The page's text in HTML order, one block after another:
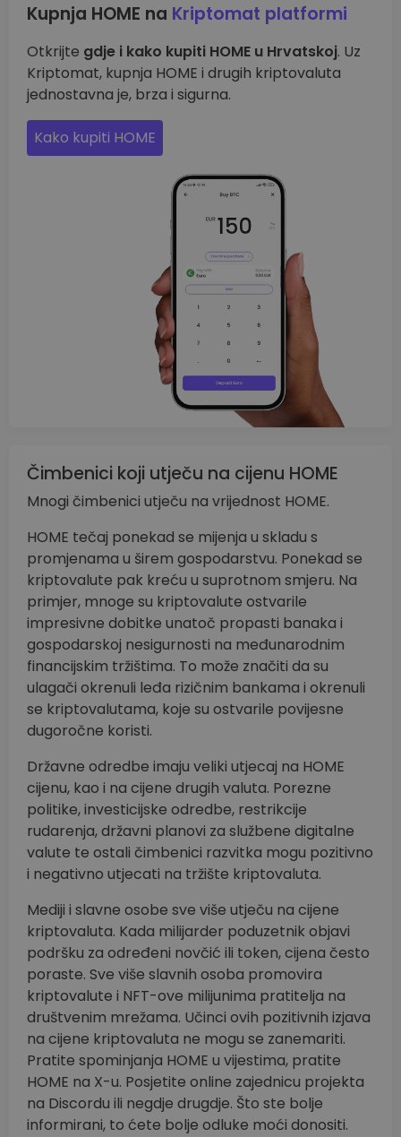
Kupnja HOME na Kriptomat platformi
Otkrijte gdje i kako kupiti HOME u Hrvatskoj. Uz
Kriptomat, kupnja HOME i drugih kriptovaluta
jednostavna je, brza i sigurna.
Kako kupiti HOME
Čimbenici koji utječu na cijenu HOME
Mnogi čimbenici utječu na vrijednost HOME.
HOME tečaj ponekad se mijenja u skladu s
promjenama u širem gospodarstvu. Ponekad se
kriptovalute pak kreću u suprotnom smjeru. Na
primjer, mnoge su kriptovalute ostvarile
impresivne dobitke unatoč propasti banaka i
gospodarskoj nesigurnosti na međunarodnim
financijskim tržištima. To može značiti da su
ulagači okrenuli leđa rizičnim bankama i okrenuli
se kriptovalutama, koje su ostvarile povijesne
dugoročne koristi.
Državne odredbe imaju veliki utjecaj na HOME
cijenu, kao i na cijene drugih valuta. Porezne
politike, investicijske odredbe, restrikcije
rudarenja, državni planovi za službene digitalne
valute te ostali čimbenici razvitka mogu pozitivno
i negativno utjecati na tržište kriptovaluta.
Mediji i slavne osobe sve više utječu na cijene
kriptovaluta. Kada milijarder poduzetnik objavi
podršku za određeni novčić ili token, cijena često
poraste. Sve više slavnih osoba promovira
kriptovalute i NFT-ove milijunima pratitelja na
društvenim mrežama. Učinci ovih pozitivnih izjava
na cijene kriptovaluta ne mogu se zanemariti.
Pratite spominjanja HOME u vijestima, pratite
HOME na X-u. Posjetite online zajednicu projekta
na Discordu ili negdje drugdje. Što ste bolje
informirani, to ćete bolje odluke moći donositi.